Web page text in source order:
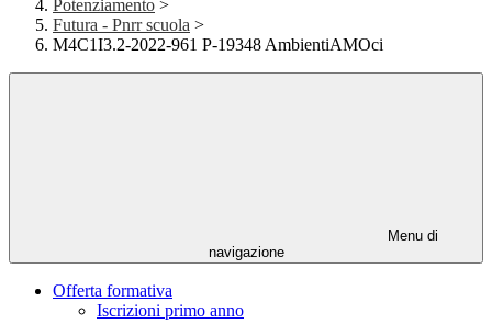
Potenziamento >
Futura - Pnrr scuola >
M4C1I3.2-2022-961 P-19348 AmbientiAMOci
Menu di
navigazione
Offerta formativa
Iscrizioni primo anno